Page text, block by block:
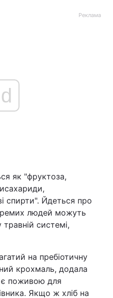
Реклама
як "фруктоза,
спирти". Йдеться про
людей можуть
системі,
на пребіотичну
крохмаль, додала
є поживою для
Якщо ж хліб на